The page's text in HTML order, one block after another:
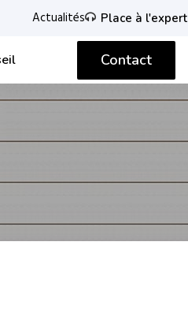
Actualités Place à l'expert
Contact